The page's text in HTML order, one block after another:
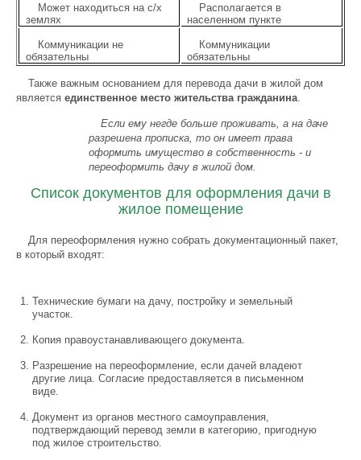
Может находиться на с/х
землях
Располагается в
населенном пункте
Коммуникации не
обязательны
Коммуникации
обязательны
Также важным основанием для перевода дачи в жилой дом
является единственное место жительства гражданина.
Если ему негде больше проживать, а на даче
разрешена прописка, то он имеет права
оформить имущество в собственность - и
переоформить дачу в жилой дом.
Список документов для оформления дачи в
жилое помещение
Для переоформления нужно собрать документационный пакет,
в который входят:
Технические бумаги на дачу, постройку и земельный
участок.
Копия правоустанавливающего документа.
Разрешение на переоформление, если дачей владеют
другие лица. Согласие предоставляется в письменном
виде.
Документ из органов местного самоуправления,
подтверждающий перевод земли в категорию, пригодную
под жилое строительство.